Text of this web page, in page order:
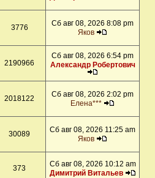
3776
Сб авг 08, 2026 8:08 pm
Яков
2190966
Сб авг 08, 2026 6:54 pm
Александр Робертович
2018122
Сб авг 08, 2026 2:02 pm
Елена***
30089
Сб авг 08, 2026 11:25 am
Яков
373
Сб авг 08, 2026 10:12 am
Димитрий Витальев